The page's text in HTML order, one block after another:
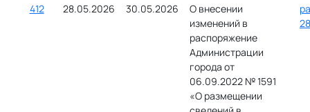
412 28.05.2026 30.05.2026
О внесении
изменений в
распоряжение
Администрации
города от
06.09.2022 № 1591
«О размещении